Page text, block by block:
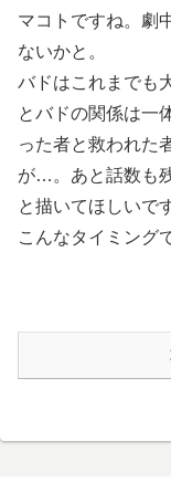
マコトですね。劇
ないかと。
バドはこれまでも
とバドの関係は一
った者と救われた
が…。あと話数も
と描いてほしいで
こんなタイミング